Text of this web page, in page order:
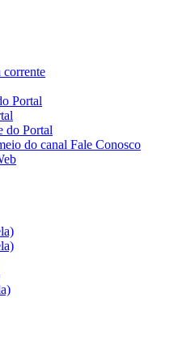
corrente
Portal
do Portal
do canal Fale Conosco